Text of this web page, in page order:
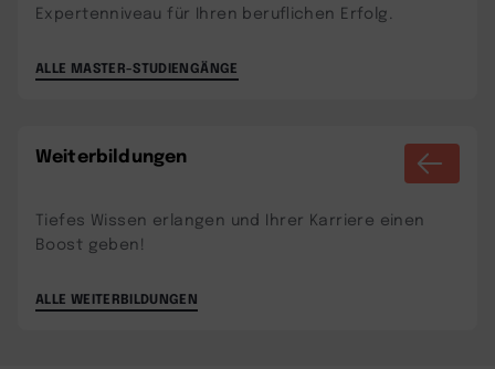
Expertenniveau für Ihren beruflichen Erfolg.
ALLE MASTER-STUDIENGÄNGE
Weiterbildungen
Tiefes Wissen erlangen und Ihrer Karriere einen
Boost geben!
ALLE WEITERBILDUNGEN